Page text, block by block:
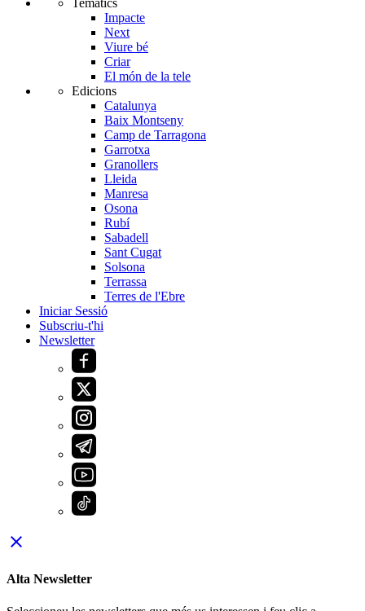
Temàtics
Impacte
Next
Viure bé
Criar
El món de la tele
Edicions
Catalunya
Baix Montseny
Camp de Tarragona
Garrotxa
Granollers
Lleida
Manresa
Osona
Rubí
Sabadell
Sant Cugat
Solsona
Terrassa
Terres de l'Ebre
Iniciar Sessió
Subscriu-t'hi
Newsletter
close
Alta Newsletter